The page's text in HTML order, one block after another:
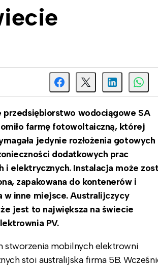
przedsiębiorstwo wodociągowe SA
farmę fotowoltaiczną, której
jedynie rozłożenia gotowych
dodatkowych prac
i elektrycznych. Instalacja może
zapakowana do kontenerów i
w inne miejsce. Australijczycy
jest to największa na świecie
PV.
stworzenia mobilnych elektrowni
stoi australijska firma 5B.